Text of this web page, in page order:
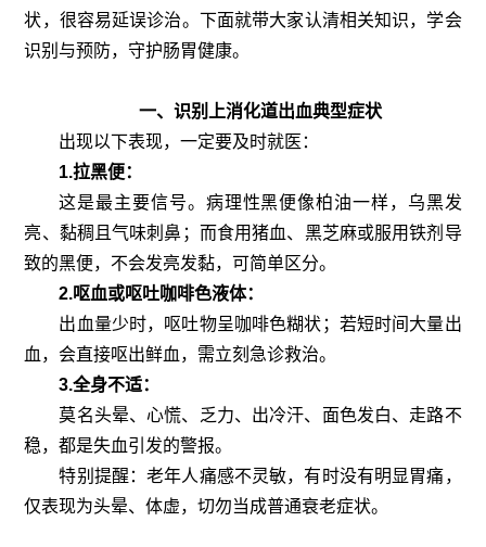
状，很容易延误诊治。下面就带大家认清相关知识，学会
识别与预防，守护肠胃健康。
一、识别上消化道出血典型症状
出现以下表现，一定要及时就医：
1.拉黑便：
这是最主要信号。病理性黑便像柏油一样，乌黑发
亮、黏稠且气味刺鼻；而食用猪血、黑芝麻或服用铁剂导
致的黑便，不会发亮发黏，可简单区分。
2.呕血或呕吐咖啡色液体：
出血量少时，呕吐物呈咖啡色糊状；若短时间大量出
血，会直接呕出鲜血，需立刻急诊救治。
3.全身不适：
莫名头晕、心慌、乏力、出冷汗、面色发白、走路不
稳，都是失血引发的警报。
特别提醒：老年人痛感不灵敏，有时没有明显胃痛，
仅表现为头晕、体虚，切勿当成普通衰老症状。